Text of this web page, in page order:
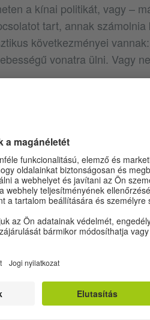
a kínai politikát, vagy –
tart, annak
következményei
vonatra ülni. Vagy
megfigyelik az
fordítsák, az nem
jelentős
adatokat, Indiában
az áttekintést a
néven olyan adatbankot
India szinte teljes
a nevet, az
kétséget kizáróan
ellátásokat –
gyengéit:
a teljes adatbankhoz